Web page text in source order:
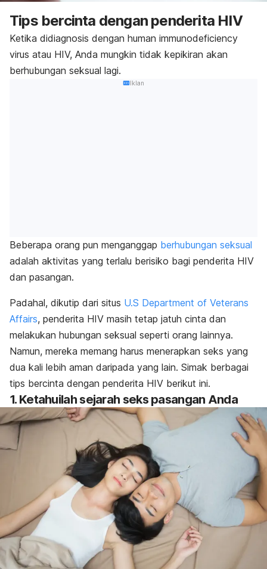
Tips bercinta dengan penderita HIV
Ketika didiagnosis dengan human immunodeficiency
virus atau HIV, Anda mungkin tidak kepikiran akan
berhubungan seksual lagi.
Iklan
Beberapa orang pun menganggap berhubungan seksual
adalah aktivitas yang terlalu berisiko bagi penderita HIV
dan pasangan.
Padahal, dikutip dari situs U.S Department of Veterans
Affairs, penderita HIV masih tetap jatuh cinta dan
melakukan hubungan seksual seperti orang lainnya.
Namun, mereka memang harus menerapkan seks yang
dua kali lebih aman daripada yang lain. Simak berbagai
tips bercinta dengan penderita HIV berikut ini.
1. Ketahuilah sejarah seks pasangan Anda